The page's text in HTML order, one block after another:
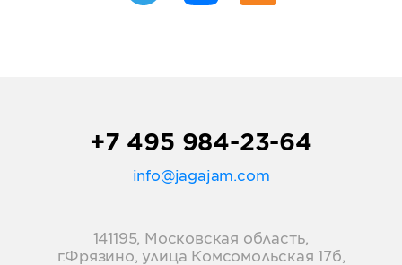
+7 495 984-23-64
info@jagajam.com
141195, Московская область,
г.Фрязино, улица Комсомольская 17б,